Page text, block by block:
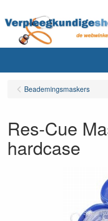
Beademingsmaskers
Res-Cue
hardcase